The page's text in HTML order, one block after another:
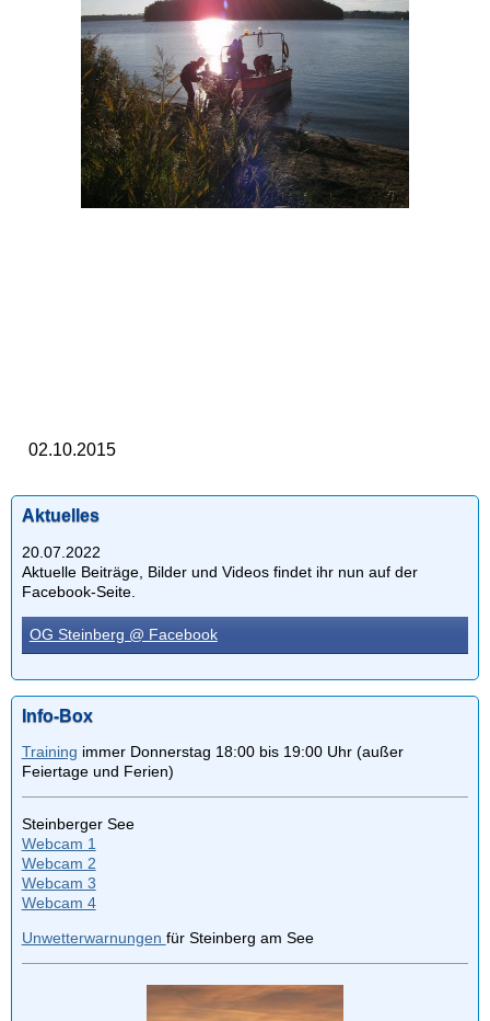
02.10.2015
Aktuelles
20.07.2022
Aktuelle Beiträge, Bilder und Videos findet ihr nun auf der
Facebook-Seite.
OG Steinberg @ Facebook
Info-Box
Training immer Donnerstag 18:00 bis 19:00 Uhr (außer
Feiertage und Ferien)
Steinberger See
Webcam 1
Webcam 2
Webcam 3
Webcam 4
Unwetterwarnungen für Steinberg am See